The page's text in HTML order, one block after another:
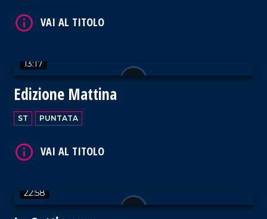
13:17
Edizione Mattina
ST PUNTATA
22:58
VAI AL TITOLO
VAI AL TITOLO